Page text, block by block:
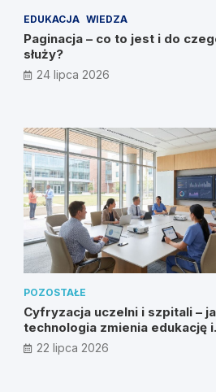
EDUKACJA WIEDZA
Paginacja – co to jest i do
służy?
24 lipca 2026
POZOSTAŁE
Cyfryzacja uczelni i szpitali –
technologia zmienia edukację i
zdrowie?
22 lipca 2026